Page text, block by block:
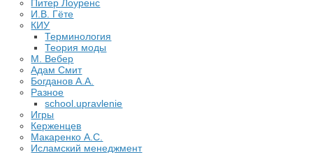
Питер Лоуренс
И.В. Гёте
КИУ
Терминология
Теория моды
М. Вебер
Адам Смит
Богданов А.А.
Разное
school.upravlenie
Игры
Керженцев
Макаренко А.С.
Исламский менеджмент